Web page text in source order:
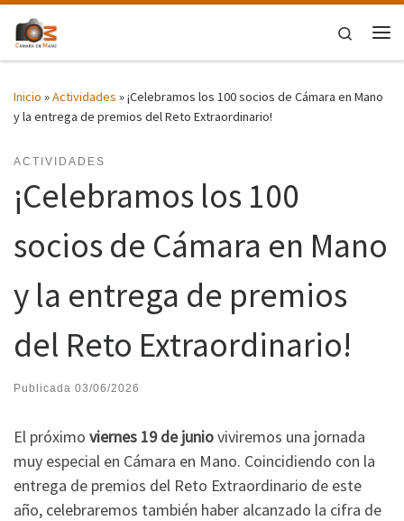
Saltar al contenido
Search
Inicio »Actividades »¡Celebramos los 100 socios de Cámara en Mano
y la entrega de premios del Reto Extraordinario!
ACTIVIDADES
¡Celebramos los 100
socios de Cámara en Mano
y la entrega de premios
del Reto Extraordinario!
Publicada 03/06/2026
El próximo viernes 19 de junioviviremos una jornada
muy especial en Cámara en Mano. Coincidiendo con la
entrega de premios del Reto Extraordinario de este
año, celebraremos también haber alcanzado la cifra de